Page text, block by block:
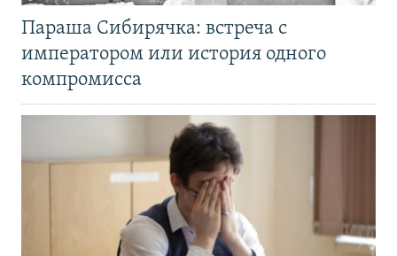
Параша Сибирячка: встреча с
императором или история одного
компромисса